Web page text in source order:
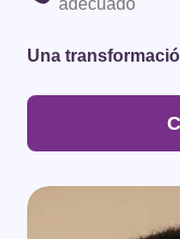
adecuado
Una